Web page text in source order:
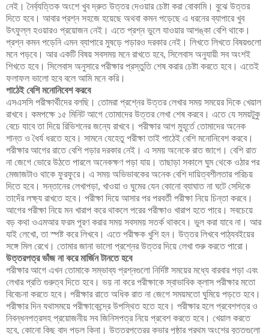
নেই। নৈর্ব্যত্তিক অংশে খুব দ্রুত উত্তর দেওয়ার চেষ্টা করা বোকামি। বুঝে উত্তর
দিতে হবে। আবার প্রশ্ন সহজে হয়েছে অথবা কমন পড়েছে এ ধরনের ব্যাপারে খুব
উৎফুল্ল হওয়ারও প্রয়োজন নেই। এতে প্রশ্ন ভুলে যাওয়ার আশঙ্কা বেশি থাকে।
প্রশ্ন কমন পড়েনি এমন ব্যাপারে মুষড়ে পড়ারও দরকার নেই। লিখতে লিখতে বিষয়গুলো
মনে পড়বে। আর একটি বিষয় সবসময় মনে রাখতে হবে, সিলেবাস অনুযায়ী সব অংশই
শিখতে হবে। সিলেবাস অনুসারে পরীক্ষার প্রস্তুতি শেষ করার চেষ্টা করতে হবে। এতেই
ফলাফল ভালো হবে বলে আমি মনে করি।
পাঠেই বেশি মনোনিবেশ করবে
এসএসসি পরীক্ষার্থীদের বলছি। তোমরা প্রশ্নের উত্তর লেখার সময় সময়ের দিকে খেয়াল
রাখবে। কমপক্ষে ১৫ মিনিট আগে তোমাদের উত্তর লেখা শেষ করবে। এতে যে সময়টুকু
বেচে যাবে তা দিয়ে রিভিশনের জন্যে রাখবে। পরীক্ষার আগ মুহূর্তে তোমাদের অনেক
শান্ত ও ধৈর্য ধরতে হবে। সামনে যেহেতু পরীক্ষা তাই পাঠেই বেশি মনোনিবেশ করবে।
পরীক্ষার আগের রাতে বেশি পড়ার দরকার নেই। এ সময় অনেকে রাত জাগে। বেশি রাত
না জেগে ভোরে উঠতে পারলে অনেকক্ষণ পড়া যায়। তাছাড়া সকালে ঘুম থেকে ওঠার পর
মেজাজটাও থাকে ফুরফুরে। এ সময় অভিভাবকের অনেক বেশি দায়িত্বশীলতার পরিচয়
দিতে হবে। সন্তানের লেখাপড়া, খাওয়া ও ঘুমের যেন কোনো ব্যাঘাত না ঘটে সেদিকে
তাদেঁর লক্ষ্য রাখতে হবে। পরীক্ষা দিয়ে আসার পর পরবর্তী পরীক্ষা নিয়ে চিন্তা করবে।
আগের পরীক্ষা নিয়ে মন খারাপ করে থাকলে পরের পরীক্ষাও খারাপ হতে পারে। সবচেয়ে
বড় কথা ওএমআর ফরম পূরণ করার সময় সবসময় সতর্ক থাকবে। ভুল করা যাবে না। আর
যাই লেখো, তা স্পষ্ট করে লিখবে। এতে পরীক্ষক খুশি হন। উত্তর লিখবে পাঠ্যবইয়ের
সঙ্গে মিল রেখে। তোমার জানা ভালো প্রশ্নের উত্তর দিয়ে লেখা শুরু করতে পারো।
উত্তরপত্র ভাঁজ না করে মার্জিন টানতে হবে
পরীক্ষার আগে এখন তোমাকে সম্ভাব্য প্রশ্নগুলো নির্দিষ্ট সময়ের মধ্যে বারবার পড়া এবং
লেখার প্রতি গুরুত্ব দিতে হবে। ভয় না করে পরীক্ষাকে স্বাভাবিক ক্লাস পরীক্ষার মতো
বিবেচনা করতে হবে। পরীক্ষার রাতে অধিক রাত না জেগে সময়মতো ঘুমিয়ে পড়তে হবে।
পরীক্ষার দিন যথাসময়ে পরীক্ষাকেন্দ্রে উপস্থিত হতে হবে। পরীক্ষার হলে প্রবেশপত্র ও
নিবন্ধনপত্রসহ প্রয়োজনীয় সব জিনিসপত্র নিয়ে প্রবেশ করতে হবে। খেয়াল করতে
হবে, কোনো কিছু বাদ পড়ল কিনা। উত্তরপত্রের কভার পৃষ্ঠার প্রথম অংশের বৃত্তগুলো